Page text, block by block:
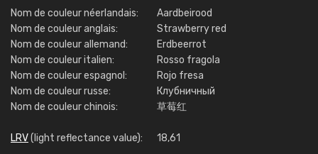
Nom de couleur néerlandais:
Aardbeirood
Nom de couleur anglais:
Strawberry red
Nom de couleur allemand:
Erdbeerrot
Nom de couleur italien:
Rosso fragola
Nom de couleur espagnol:
Rojo fresa
Nom de couleur russe:
Клубничный
Nom de couleur chinois:
草莓红
LRV(light reflectance value): 18,61